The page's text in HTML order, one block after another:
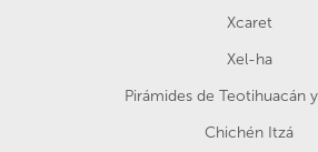
Xcaret
Xel-ha
Pirámides de Teotihuacán
Chichén Itzá